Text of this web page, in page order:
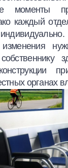
моменты
каждый
органах